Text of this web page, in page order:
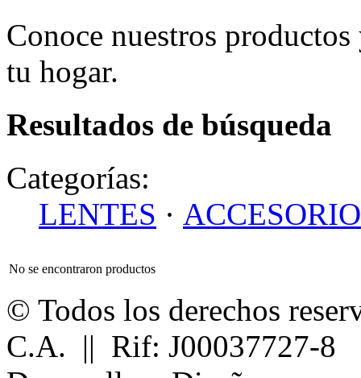
Conoce nuestros
tu hogar.
Resultados de búsqueda
Categorías:
LENTES ·
No se encontraron productos
© Todos los derechos
C.A. || Rif: J00037727-8